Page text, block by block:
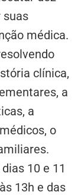
suas
médica.
clínica,
a
a
o
10 e 11
13h e das